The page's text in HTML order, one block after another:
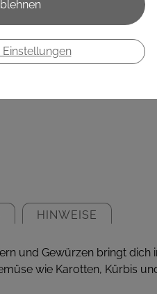
€ 4,00
€ 11,43 / 100 g
HINWEISE
und Gewürzen bringt dich
wie Karotten, Kürbis